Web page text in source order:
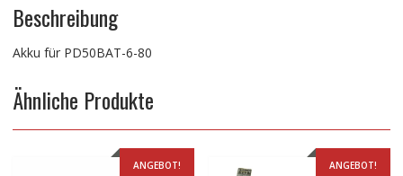
Beschreibung
Akku für PD50BAT-6-80
Ähnliche Produkte
ANGEBOT! ANGEBOT!